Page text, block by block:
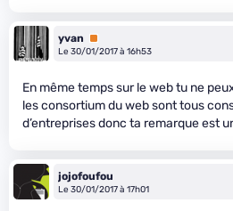
yvan
Premium
Le 30/01/2017 à 16h53
En même temps sur le web tu ne
les consortium du web sont tous
d’entreprises donc ta remarque est
jojofoufou
Le 30/01/2017 à 17h01